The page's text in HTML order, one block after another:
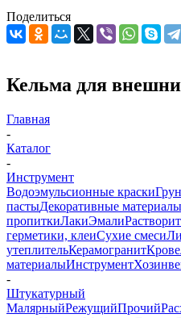
Поделиться
Кельма для
Главная
-
Каталог
-
Инструмент
Водоэмульсионные краски
пастыДекоративные материалы
пропиткиЛакиЭмали
герметики, клеиСухие смеси
утеплительКерамогранит
материалыИнструмент
-
Штукатурный
МалярныйРежущийПрочий